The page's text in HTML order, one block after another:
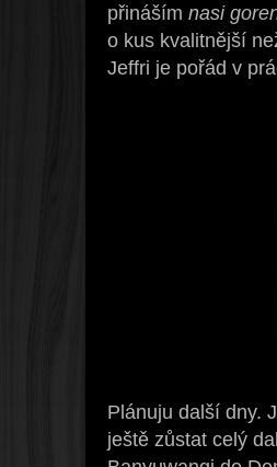
přináším nasi
o kus kvalitnější
Jeffri je pořád v
Plánuju další dny.
ještě zůstat celý